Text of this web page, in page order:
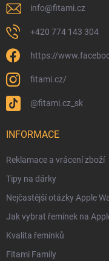
info@fitami.cz
+420 774 143 304
https://
fitami.cz/
@fitami.cz_sk
INFORMACE
Reklamace a vrácení zboží
Tipy na dárky
Nejčastější otázky Apple
Jak vybrat řemínek na
Kvalita řemínků
Fitami Family